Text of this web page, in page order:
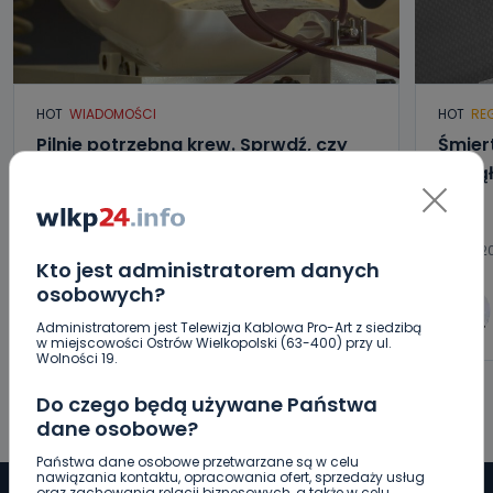
Kto jest administratorem danych
osobowych?
Administratorem jest Telewizja Kablowa Pro-Art z siedzibą
w miejscowości Ostrów Wielkopolski (63-400) przy ul.
Wolności 19.
Do czego będą używane Państwa
dane osobowe?
Państwa dane osobowe przetwarzane są w celu
nawiązania kontaktu, opracowania ofert, sprzedaży usług
HOT WIADOMOŚCI
Pilnie potrzebna krew. Sprwdź, czy
Aleksandra Barczak
HOT